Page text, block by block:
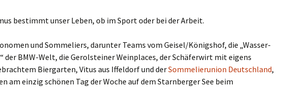
Thailand
bestimmt unser Leben, ob im Sport oder bei der Arbeit.
und Sommeliers, darunter Teams vom Geisel/Königshof, die „Wasser-
der BMW-Welt, die Gerolsteiner Weinplaces, der Schäferwirt mit eigens
Biergarten, Vitus aus Iffeldorf und derSommelierunion Deutschland,
am einzig schönen Tag der Woche auf dem Starnberger See beim